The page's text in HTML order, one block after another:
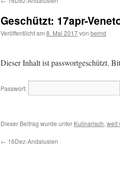
Geschützt: 17apr-
Veröffentlicht am 8. Mai 2017von bernd
Dieser Inhalt ist passwortgeschützt.
Passwort:
Dieser Beitrag wurde unter Kulinarisch, weit
← 16Dez-Andalusien